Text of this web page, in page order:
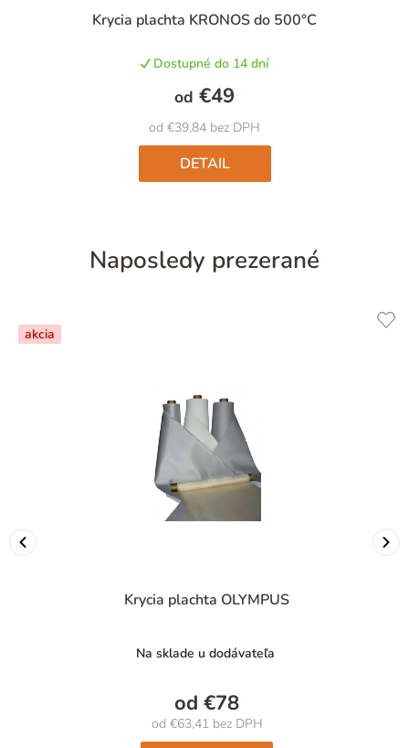
Krycia plachta KRONOS do 500°C
Dostupné do 14 dní
od €39,84 bez DPH
od €49
DETAIL
Naposledy prezerané
akcia
Krycia plachta OLYMPUS
Na sklade u dodávateľa
od €78
od €63,41 bez DPH
Jednotková